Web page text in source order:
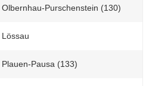
Olbernhau-Purschenstein (130)
Lössau
Plauen-Pausa (133)